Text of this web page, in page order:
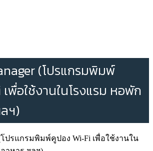
(โปรแกรมพิมพ์
พื่อใช้งานในโรงแรม หอพัก
ฯ)